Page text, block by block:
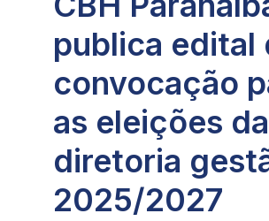
publica edital
convocação
as eleições da
diretoria
2025/2027